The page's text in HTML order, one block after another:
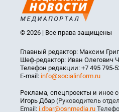
© 2026 | Все права защищены
Главный редактор: Максим
Шеф-редактор: Иван Олегович
Телефон редакции: +7 495 795-
E-mail: info@socialinform.ru
Реклама, спецпроекты и иное
Игорь Дбар (Руководитель
Email: i.dbar@osnmedia.ru